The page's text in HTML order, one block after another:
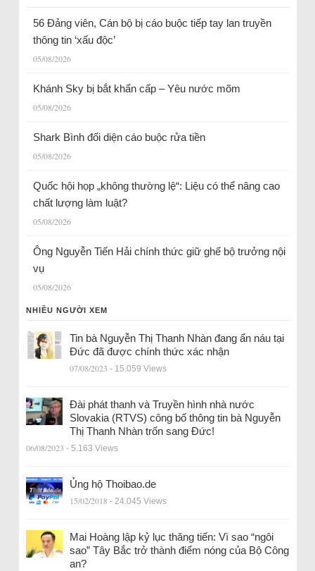
56 Đảng viên, Cán bộ bị cáo buộc tiếp tay lan truyền
thông tin ‘xấu độc’
05/08/2026
Khánh Sky bị bắt khẩn cấp – Yêu nước mõm
05/08/2026
Shark Bình đối diện cáo buộc rửa tiền
05/08/2026
Quốc hội họp „không thường lệ“: Liệu có thể nâng cao
chất lượng làm luật?
05/08/2026
Ông Nguyễn Tiến Hải chính thức giữ ghế bộ trưởng nội
vụ
05/08/2026
NHIỀU NGƯỜI XEM
Tin bà Nguyễn Thị Thanh Nhàn đang ẩn náu tại
Đức đã được chính thức xác nhận
07/08/2023 - 15.059 Views
Đài phát thanh và Truyền hình nhà nước
Slovakia (RTVS) công bố thông tin bà Nguyễn
Thị Thanh Nhàn trốn sang Đức!
06/08/2023 - 5.163 Views
Ủng hộ Thoibao.de
15/02/2018 - 24.045 Views
Mai Hoàng lập kỷ lục thăng tiến: Vì sao “ngôi
sao” Tây Bắc trở thành điểm nóng của Bộ Công
an?